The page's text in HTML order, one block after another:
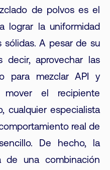
de polvos es el
lograr la uniformidad
A pesar de su
decir, aprovechar las
para mezclar API y
el recipiente
cualquier especialista
real de
De hecho, la
de una combinación